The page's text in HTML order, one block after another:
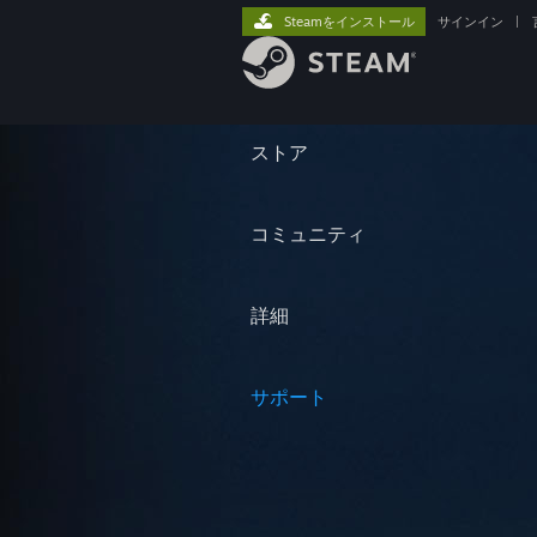
ストア
コミュニティ
詳細
サポート
Steamをインストール サインイン